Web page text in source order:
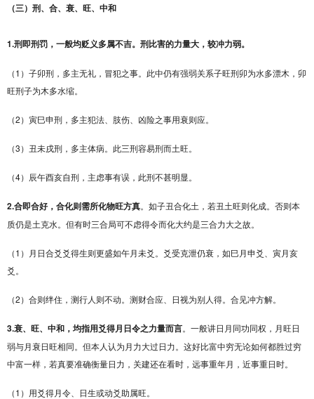
（三）刑、合、衰、旺、中和
1.刑即刑罚，一般均贬义多属不吉。刑比害的力量大，较冲力弱。
（1）子卯刑，多主无礼，冒犯之事。此中仍有强弱关系子旺刑卯为水多漂木，卯
旺刑子为木多水缩。
（2）寅巳申刑，多主犯法、肢伤、凶险之事用衰则应。
（3）丑未戌刑，多主体病。此三刑容易刑而土旺。
（4）辰午酉亥自刑，主虑事有误，此刑不甚明显。
2.合即合好，合化则需所化物旺方真。如子丑合化土，若丑土旺则化成。否则本
质仍是土克水。但有时三合局可不虑得令而化大约是三合力大之故。
（1）月日合爻爻得生则更盛如午月未爻。爻受克泄仍衰，如巳月申爻、寅月亥
爻。
（2）合则绊住，测行人则不动。测财合应、日视为别人得。合见冲方解。
3.衰、旺、中和，均指用爻得月日令之力量而言。一般讲日月同功同权，月旺日
弱与月衰日旺相同。但本人认为月力大过日力。这好比富中穷无论如何都胜过穷
中富一样，若真要准确衡量日力，关建还在看时，远事重年月，近事重日时。
（1）用爻得月令、日生或动爻助属旺。